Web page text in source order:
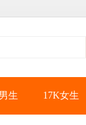
生 17K女生